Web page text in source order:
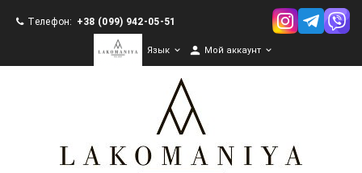
Телефон: +38 (099) 942-05-51
Язык   Мой аккаунт 